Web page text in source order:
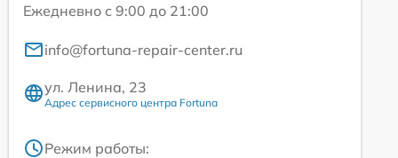
Ежедневно с 9:00 до 21:00
info@fortuna-repair-center.ru
ул. Ленина, 23
Адрес сервисного центра Fortuna
Режим работы: